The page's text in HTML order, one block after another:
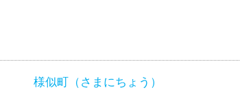
様似町（さまにちょう）